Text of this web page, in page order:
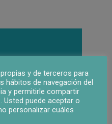
y de terceros para
hábitos de navegación del
y permitirle compartir
puede aceptar o
personalizar cuáles